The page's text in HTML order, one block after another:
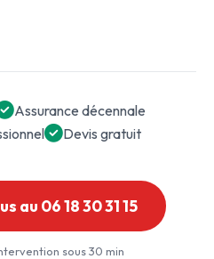
Assurance décennale
Devis gratuit
au 06 18 30 31 15
sous 30 min